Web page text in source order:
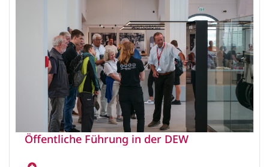
Öffentliche Führung in der DEW